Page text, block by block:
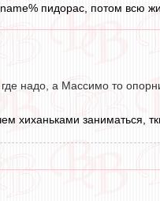
пидорас, потом всю
где надо, а Массимо то
хиханьками заниматься,